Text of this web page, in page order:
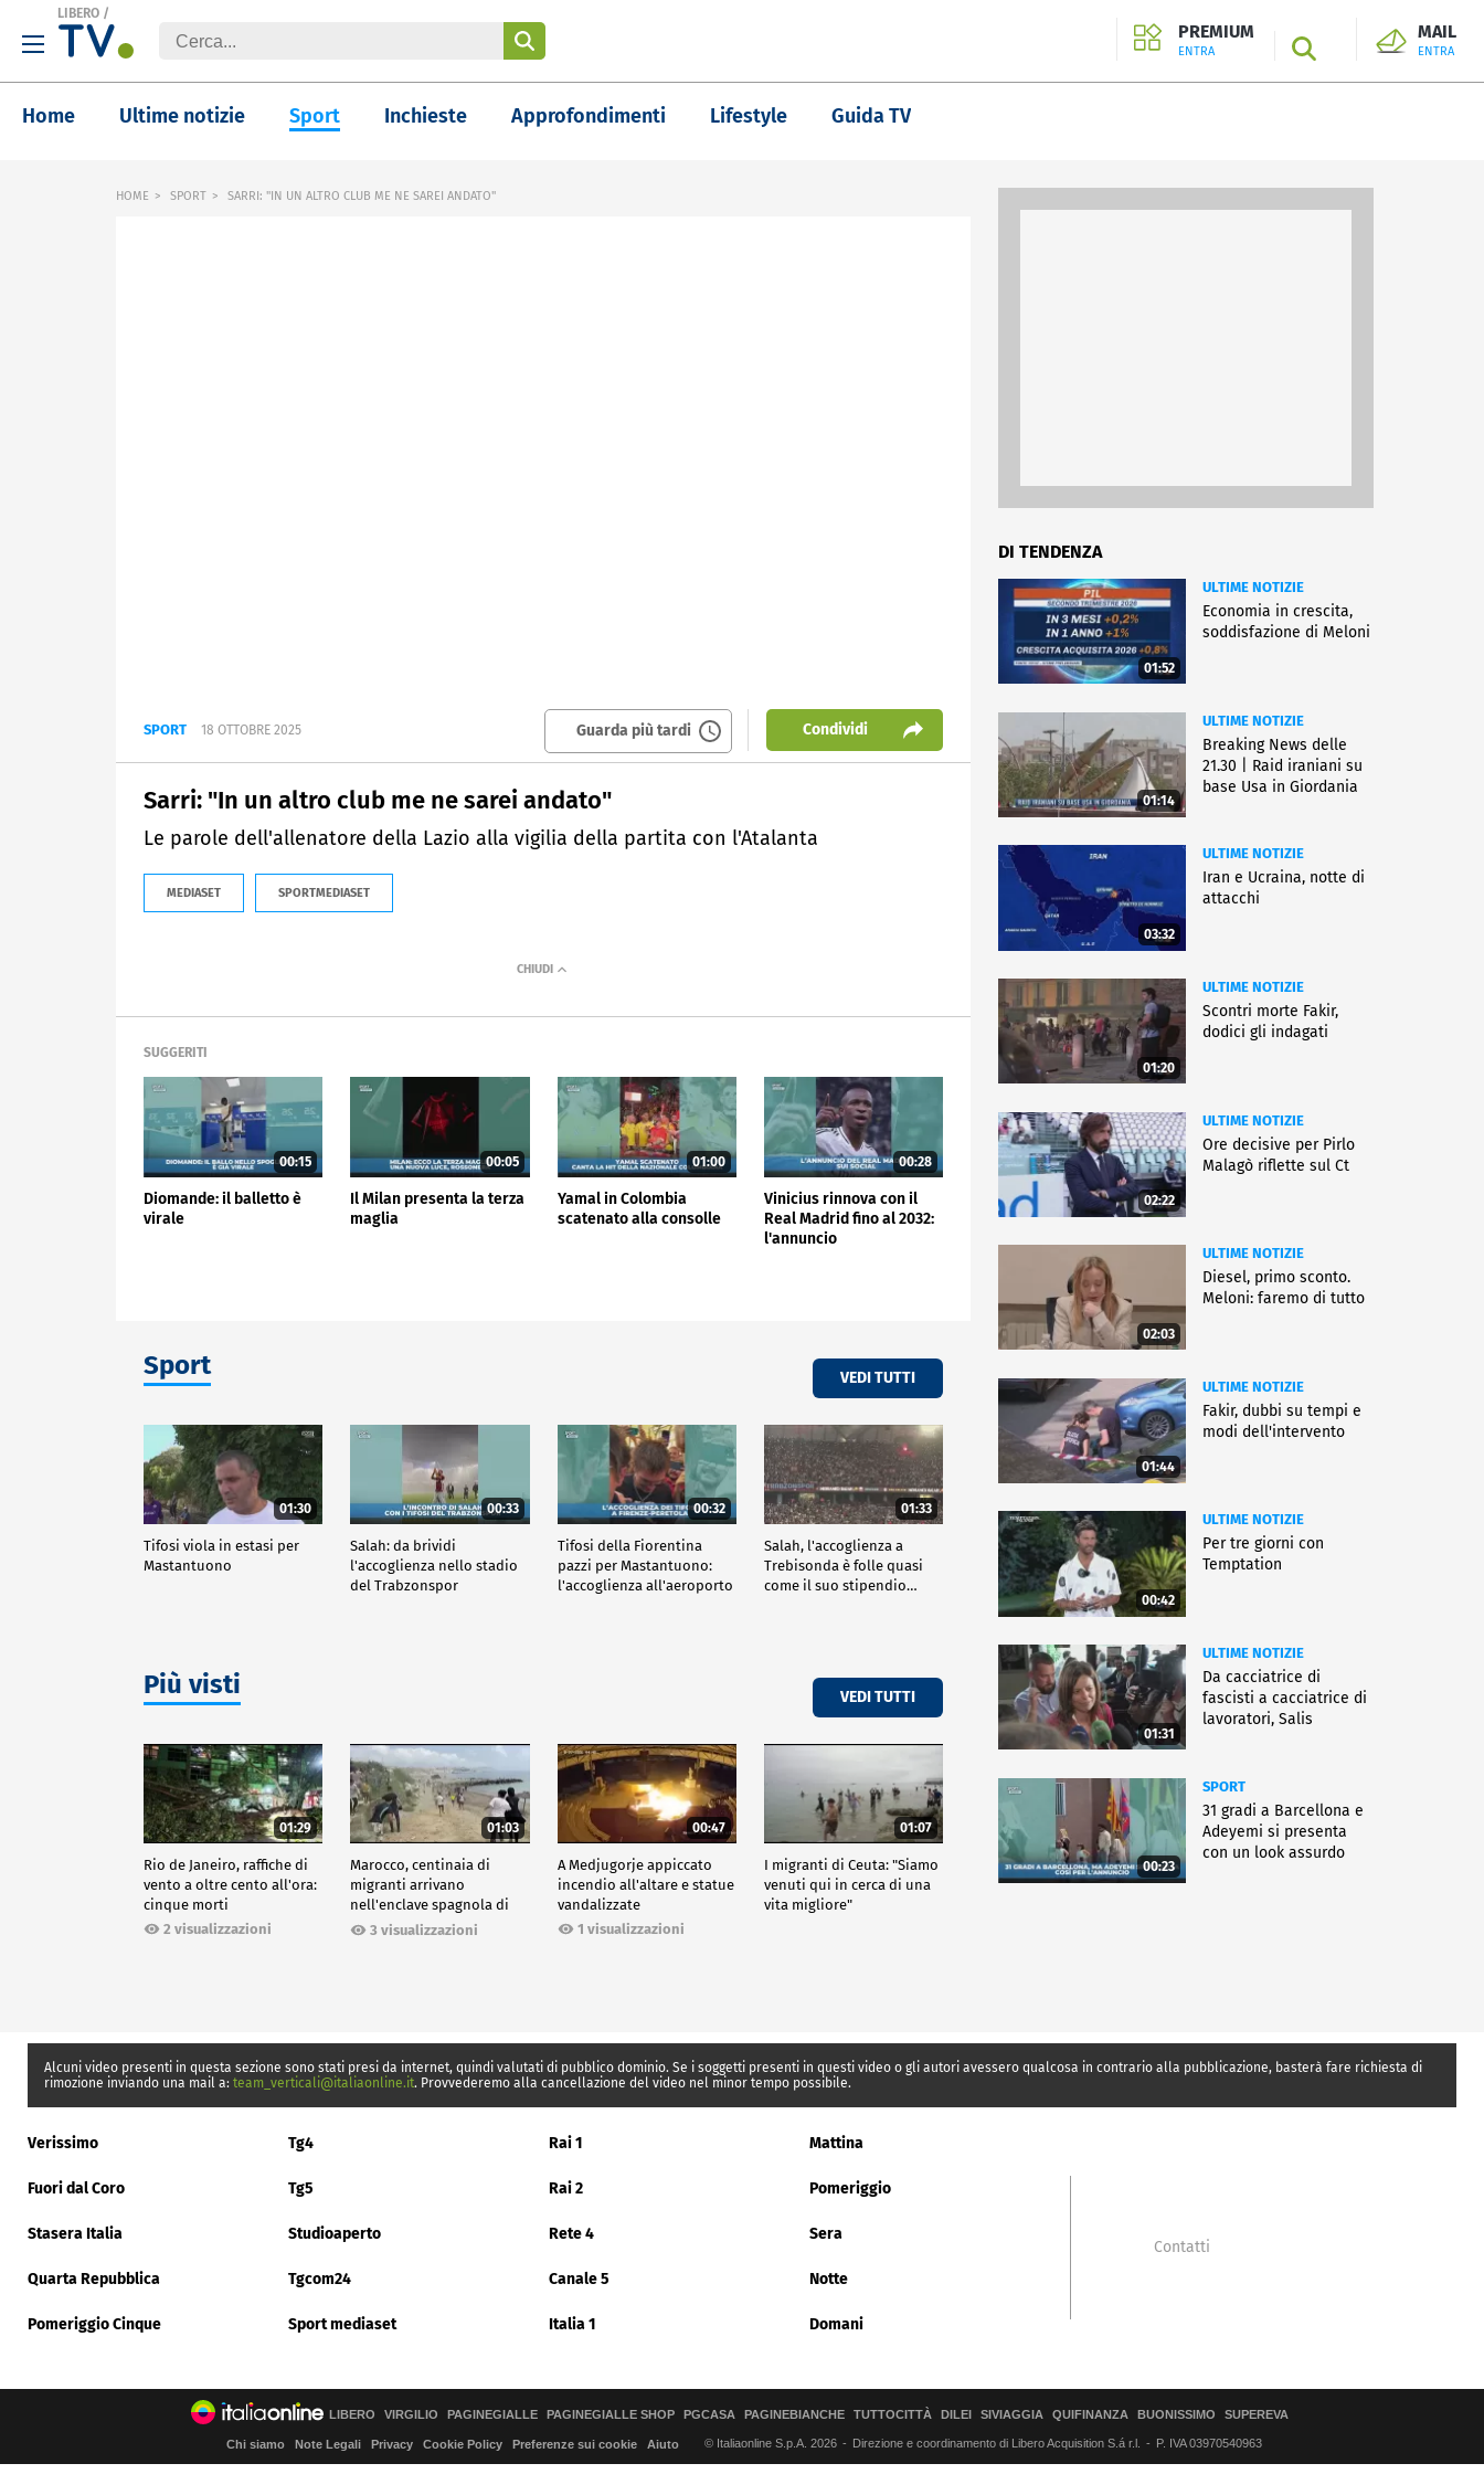
LIBERO /
PREMIUM
ENTRA SEARCH
MAIL
ENTRA
Home Ultime notizie Sport Inchieste Approfondimenti Lifestyle Guida TV
HOME SPORT SARRI: "IN UN ALTRO CLUB ME NE SAREI ANDATO"
SPORT 18 OTTOBRE 2025 Guarda più tardi Condividi
Sarri: "In un altro club me ne sarei andato"
Le parole dell'allenatore della Lazio alla vigilia della partita con l'Atalanta
MEDIASET SPORTMEDIASET
SUGGERITI
00:15
Diomande: il balletto è
virale
00:05
Il Milan presenta la terza
maglia
01:00
Yamal in Colombia
scatenato alla consolle
00:28
Vinicius rinnova con il
Real Madrid fino al 2032:
l'annuncio
Sport VEDI TUTTI
01:30
Tifosi viola in estasi per
Mastantuono
00:33
Salah: da brividi
l'accoglienza nello stadio
del Trabzonspor
00:32
Tifosi della Fiorentina
pazzi per Mastantuono:
l'accoglienza all'aeroporto
01:33
Salah, l'accoglienza a
Trebisonda è folle quasi
come il suo stipendio…
Più visti VEDI TUTTI
01:29
Rio de Janeiro, raffiche di
vento a oltre cento all'ora:
cinque morti
2 visualizzazioni
01:03
Marocco, centinaia di
migranti arrivano
nell'enclave spagnola di
Ceuta3 visualizzazioni
00:47
A Medjugorje appiccato
incendio all'altare e statue
vandalizzate
1 visualizzazioni
01:07
I migranti di Ceuta: "Siamo
venuti qui in cerca di una
vita migliore"
DI TENDENZA
01:52
ULTIME NOTIZIE
Economia in crescita,
soddisfazione di Meloni
01:14
ULTIME NOTIZIE
Breaking News delle
21.30 | Raid iraniani su
base Usa in Giordania
03:32
ULTIME NOTIZIE
Iran e Ucraina, notte di
attacchi
01:20
ULTIME NOTIZIE
Scontri morte Fakir,
dodici gli indagati
02:22
ULTIME NOTIZIE
Ore decisive per Pirlo
Malagò riflette sul Ct
02:03
ULTIME NOTIZIE
Diesel, primo sconto.
Meloni: faremo di tutto
01:44
ULTIME NOTIZIE
Fakir, dubbi su tempi e
modi dell'intervento
00:42
ULTIME NOTIZIE
Per tre giorni con
Temptation
01:31
ULTIME NOTIZIE
Da cacciatrice di
fascisti a cacciatrice di
lavoratori, Salis
00:23
SPORT
31 gradi a Barcellona e
Adeyemi si presenta
con un look assurdo
Alcuni video presenti in questa sezione sono stati presi da internet, quindi valutati di pubblico dominio. Se i soggetti presenti in questi video o gli autori avessero qualcosa in contrario alla pubblicazione, basterà fare richiesta di
rimozione inviando una mail a: team_verticali@italiaonline.it. Provvederemo alla cancellazione del video nel minor tempo possibile.
Verissimo Tg4 Rai 1 Mattina
Fuori dal Coro Tg5 Rai 2 Pomeriggio
Stasera Italia Studioaperto Rete 4 Sera
Quarta Repubblica Tgcom24 Canale 5 Notte
Pomeriggio Cinque Sport mediaset Italia 1 Domani
Contatti
LIBERO VIRGILIO PAGINEGIALLE PAGINEGIALLE SHOP PGCASA PAGINEBIANCHE TUTTOCITTÀ DILEI SIVIAGGIA QUIFINANZA BUONISSIMO SUPEREVA
Chi siamo Note Legali Privacy Cookie Policy Preferenze sui cookie Aiuto © Italiaonline S.p.A. 2026 Direzione e coordinamento di Libero Acquisition S.á r.l. P. IVA 03970540963